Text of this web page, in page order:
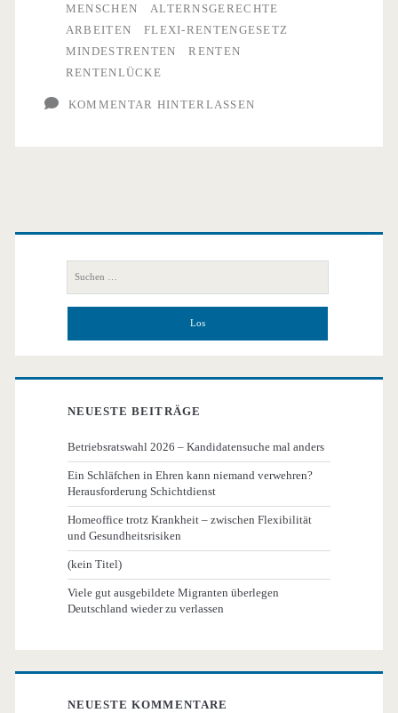
MENSCHEN
ALTERNSGERECHTE
ARBEITEN
FLEXI-RENTENGESETZ
MINDESTRENTEN
RENTEN
RENTENLÜCKE
KOMMENTAR HINTERLASSEN
Primäre
Seitenleiste
nach:
NEUESTE BEITRÄGE
Betriebsratswahl 2026 – Kandidatensuche mal anders
Ein Schläfchen in Ehren kann niemand verwehren?
Herausforderung Schichtdienst
Homeoffice trotz Krankheit – zwischen Flexibilität
und Gesundheitsrisiken
(kein Titel)
Viele gut ausgebildete Migranten überlegen
Deutschland wieder zu verlassen
NEUESTE KOMMENTARE